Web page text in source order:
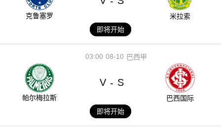
克鲁塞罗
米拉索
即将开始
08-10
03:00 巴西甲
帕尔梅拉斯
V - S
巴西国际
即将开始